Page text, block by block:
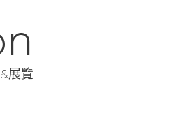
展覽